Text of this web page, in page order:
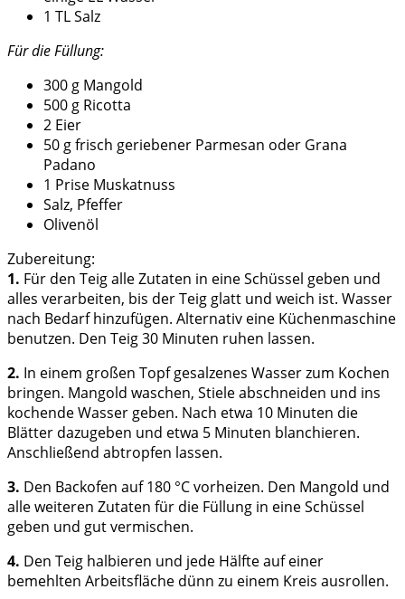
1 TL Salz
Für die Füllung:
300 g Mangold
500 g Ricotta
2 Eier
50 g frisch geriebener Parmesan oder Grana
Padano
1 Prise Muskatnuss
Salz, Pfeffer
Olivenöl
Zubereitung:
1. Für den Teig alle Zutaten in eine Schüssel geben und
alles verarbeiten, bis der Teig glatt und weich ist. Wasser
nach Bedarf hinzufügen. Alternativ eine Küchenmaschine
benutzen. Den Teig 30 Minuten ruhen lassen.
2. In einem großen Topf gesalzenes Wasser zum Kochen
bringen. Mangold waschen, Stiele abschneiden und ins
kochende Wasser geben. Nach etwa 10 Minuten die
Blätter dazugeben und etwa 5 Minuten blanchieren.
Anschließend abtropfen lassen.
3. Den Backofen auf 180 °C vorheizen. Den Mangold und
alle weiteren Zutaten für die Füllung in eine Schüssel
geben und gut vermischen.
4. Den Teig halbieren und jede Hälfte auf einer
bemehlten Arbeitsfläche dünn zu einem Kreis ausrollen.